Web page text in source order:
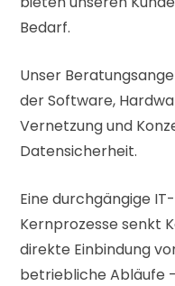
Bedarf.
Unser
der Software,
Vernetzung und
Datensicherheit.
Eine durchgängige
Kernprozesse senkt
direkte Einbindung
betriebliche Abläufe